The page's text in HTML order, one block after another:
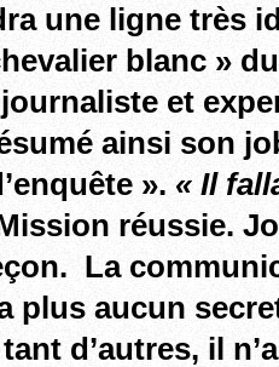
une ligne très
blanc »
et
ainsi son
». « Il
réussie.
La
plus aucun
d’autres, il